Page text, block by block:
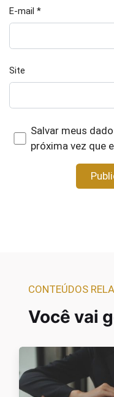
E-mail *
Site
Salvar meus
próxima vez que
CONTEÚDOS
Você vai